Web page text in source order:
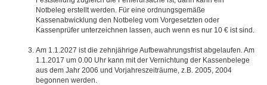
Notbeleg erstellt werden. Für eine ordnungsgemäße
Kassenabwicklung den Notbeleg vom Vorgesetzten oder
Kassenprüfer unterzeichnen lassen, auch wenn es nur 10 € ist sind.
Am 1.1.2027 ist die zehnjährige Aufbewahrungsfrist abgelaufen. Am
1.1.2017 um 0.00 Uhr kann mit der Vernichtung der Kassenbelege
aus dem Jahr 2006 und Vorjahreszeiträume, z.B. 2005, 2004
begonnen werden.